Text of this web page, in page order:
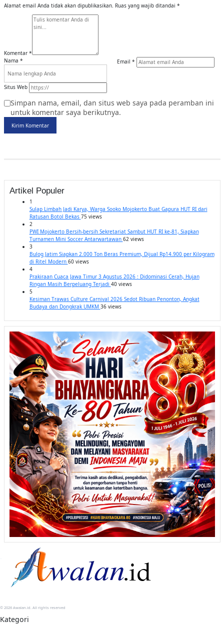
Alamat email Anda tidak akan dipublikasikan. Ruas yang wajib ditandai *
Komentar *
Nama * Email *
Situs Web
Simpan nama, email, dan situs web saya pada peramban ini
untuk komentar saya berikutnya.
Kirim Komentar
Artikel Populer
1
Sulap Limbah Jadi Karya, Warga Sooko Mojokerto Buat Gapura HUT RI dari
Ratusan Botol Bekas 75 views
2
PWI Mojokerto Bersih-bersih Sekretariat Sambut HUT RI ke-81, Siapkan
Turnamen Mini Soccer Antarwartawan 62 views
3
Bulog Jatim Siapkan 2.000 Ton Beras Premium, Dijual Rp14.900 per Kilogram
di Ritel Modern 60 views
4
Prakiraan Cuaca Jawa Timur 3 Agustus 2026 : Didominasi Cerah, Hujan
Ringan Masih Berpeluang Terjadi 40 views
5
Kesiman Trawas Culture Carnival 2026 Sedot Ribuan Penonton, Angkat
Budaya dan Dongkrak UMKM 36 views
© 2026 Awalan.id. All rights reserved
Kategori